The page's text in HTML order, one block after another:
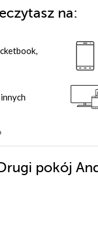
na:
pokój